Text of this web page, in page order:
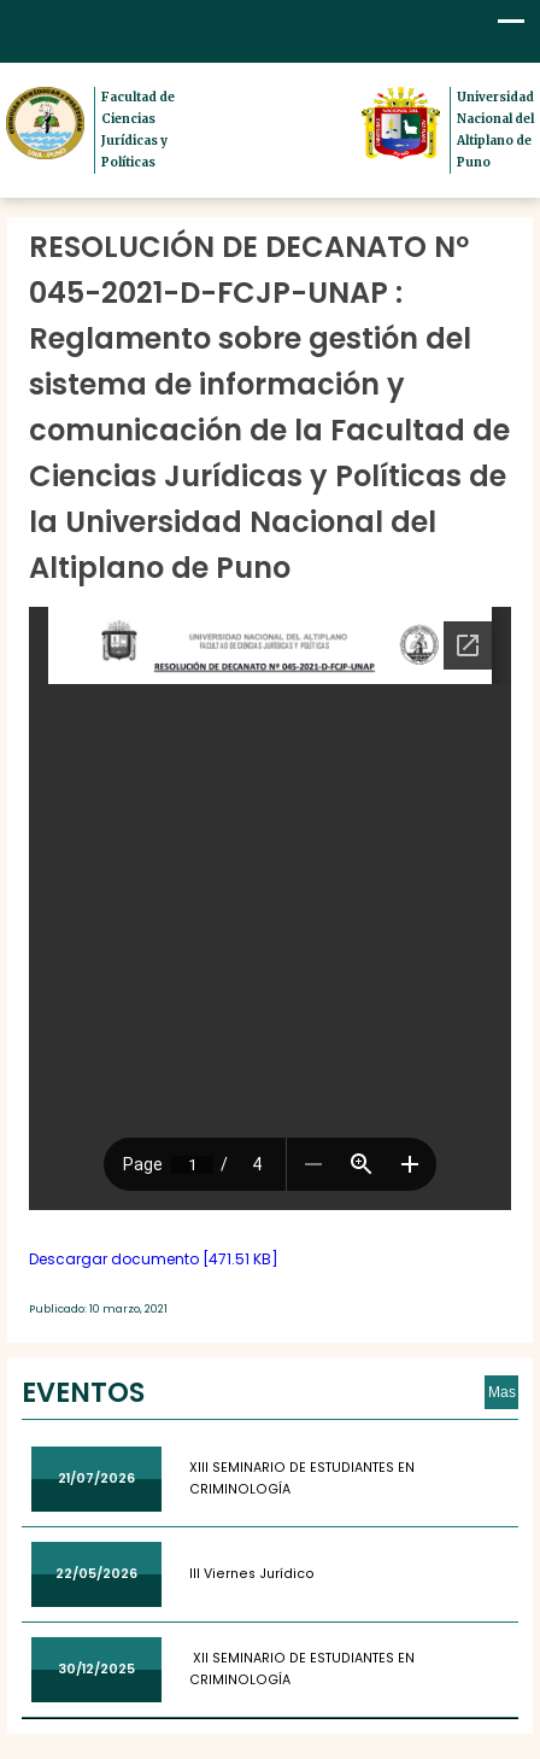
Facultad de
Ciencias
Jurídicas y
Políticas
Universidad
Nacional del
Altiplano de
Puno
RESOLUCIÓN DE DECANATO Nº
045-2021-D-FCJP-UNAP :
Reglamento sobre gestión del
sistema de información y
comunicación de la Facultad de
Ciencias Jurídicas y Políticas de
la Universidad Nacional del
Altiplano de Puno
Descargar documento [471.51 KB]
Publicado: 10 marzo, 2021
EVENTOS Mas
21/07/2026
XIII SEMINARIO DE ESTUDIANTES EN
CRIMINOLOGÍA
22/05/2026 III Viernes Jurídico
30/12/2025
XII SEMINARIO DE ESTUDIANTES EN
CRIMINOLOGÍA